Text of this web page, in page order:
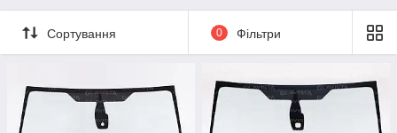
Сортування 0 Фільтри